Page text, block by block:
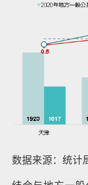
数据来源：统计